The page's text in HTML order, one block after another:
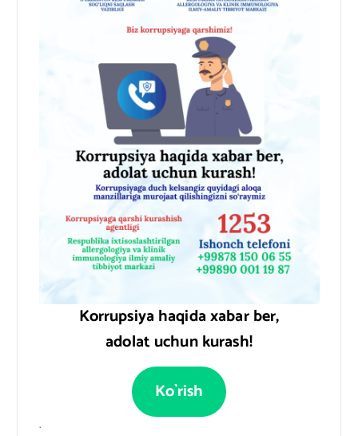
Korrupsiya haqida xabar ber,
adolat uchun kurash!
Ko`rish
.